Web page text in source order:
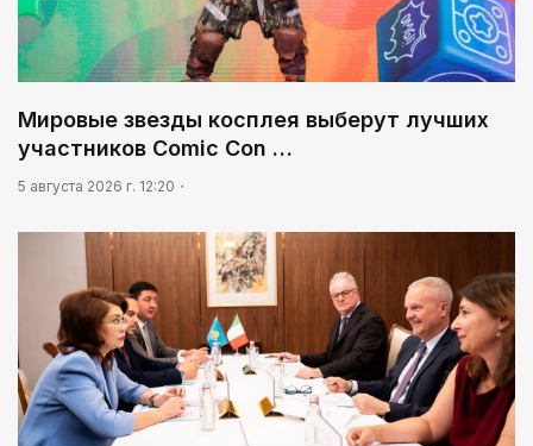
Мировые звезды косплея выберут лучших
участников Comic Con …
5 августа 2026 г. 12:20